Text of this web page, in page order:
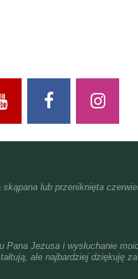
lub przeniknięta
Jezusa i wysłuchanie
ale najbardziej dziękuję za